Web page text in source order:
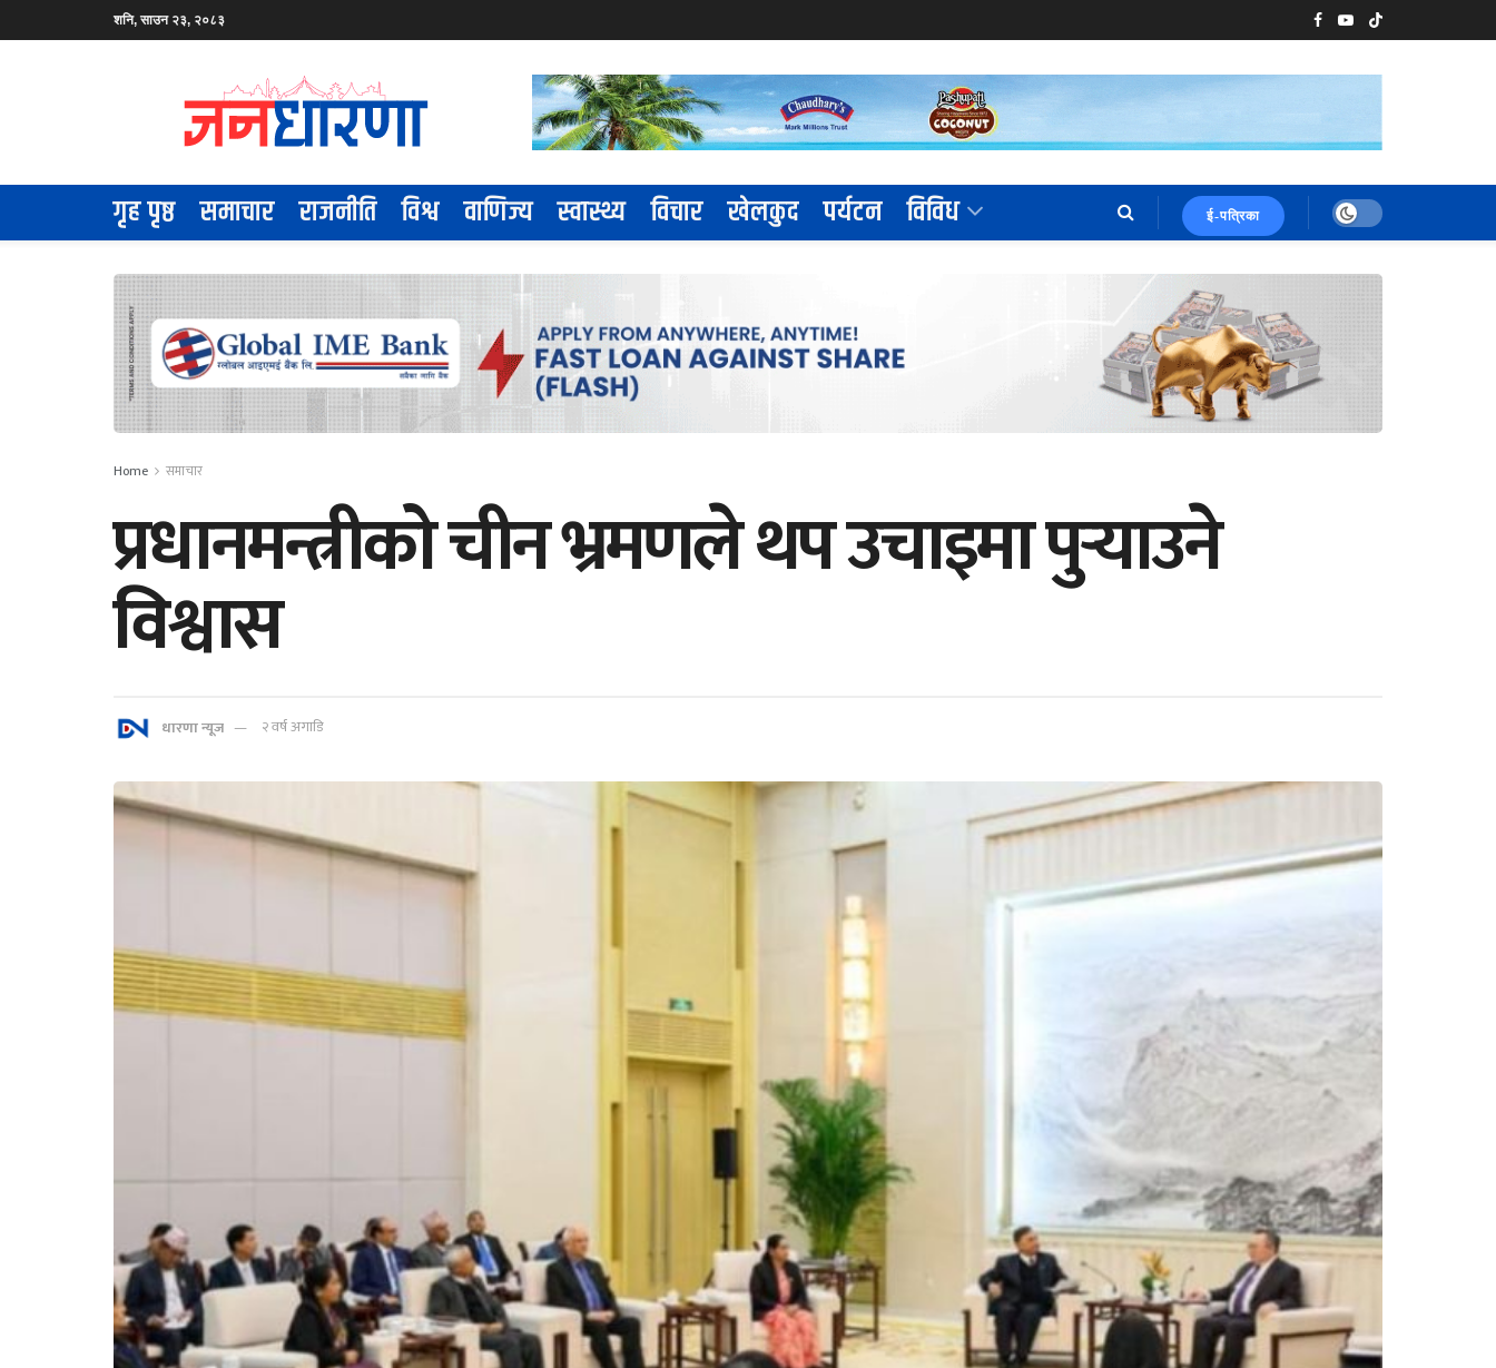
शनि, साउन २३, २०८३
गृह पृष्ठ समाचार राजनीति विश्व वाणिज्य स्वास्थ्य विचार खेलकुद पर्यटन विविध ई-पत्रिका
Home समाचार
प्रधानमन्त्रीको चीन भ्रमणले थप उचाइमा पुर्‍याउने
विश्वास
धारणा न्यूज २ वर्ष अगाडि